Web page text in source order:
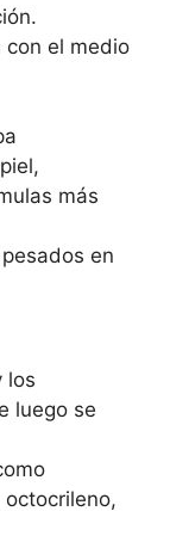
con el medio
más
en
los
luego se